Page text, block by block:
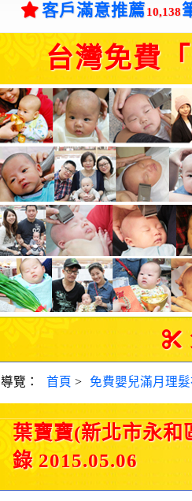
客戶滿意推薦10,138
台灣免費「
導覽： 首頁 > 免費嬰兒滿月理
葉寶寶(新北市永和
錄 2015.05.06